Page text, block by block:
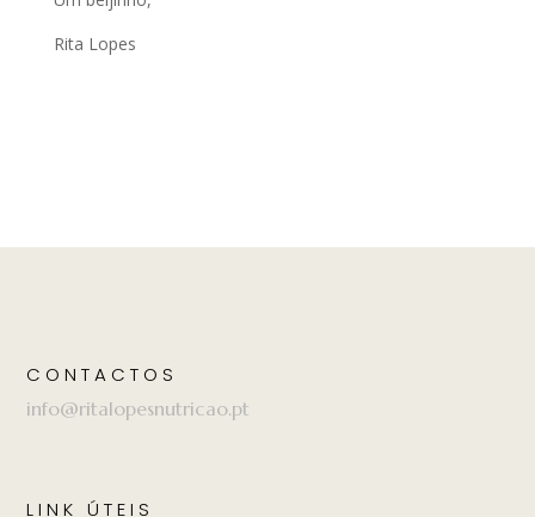
Rita Lopes
CONTACTOS
info@ritalopesnutricao.pt
LINK ÚTEIS